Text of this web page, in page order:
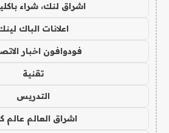
اشراق لنك، شراء
اعلانات الباك
فودوافون اخبار
تقنية
التدريس
اشراق العالم عالم